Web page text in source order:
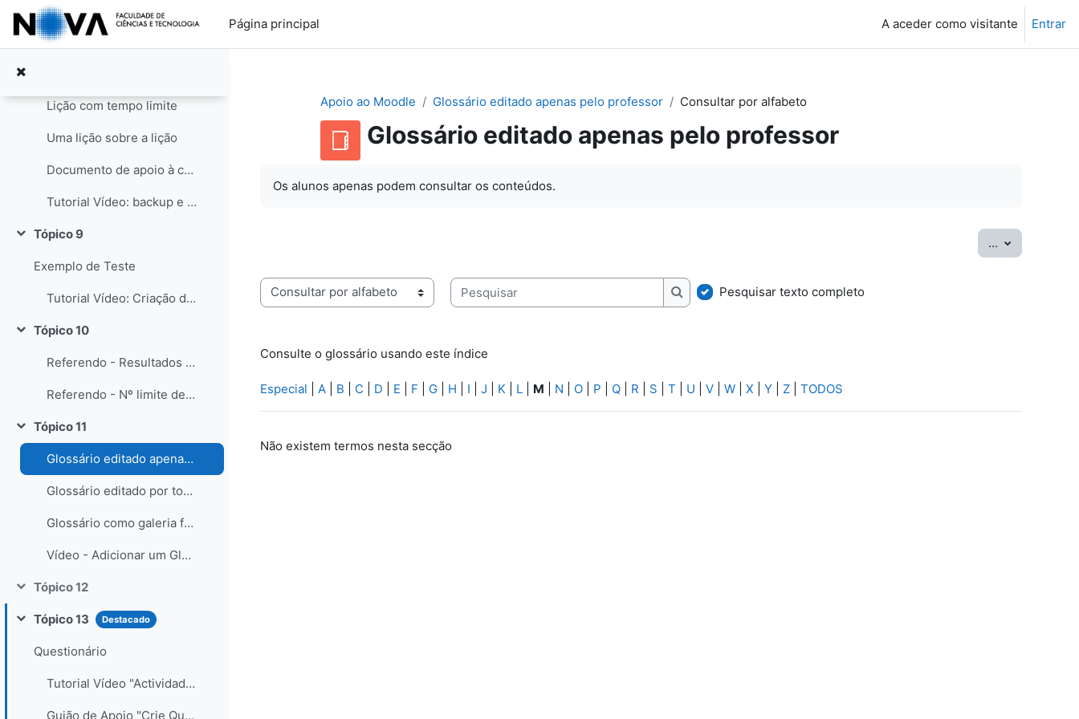
Ir para o conteúdo principal
Página principal
A aceder como visitante Entrar
Chat aberto
Contrair
Tópico 8
Lição com tempo limite
Uma lição sobre a lição
Documento de apoio à criação de Lições Moodle
Tutorial Vídeo: backup e restauro de uma lição
Contrair
Tópico 9
Exemplo de Teste
Tutorial Vídeo: Criação de Testes Moodle
Contrair
Tópico 10
Referendo - Resultados publicados de forma anónima
Referendo - Nº limite de escolhas por opção e resultados publicados aos alunos após a sua escolha
Contrair
Tópico 11
Glossário editado apenas pelo professor
Glossário editado por todos os participantes
Glossário como galeria fotográfica
Vídeo - Adicionar um Glossário
Contrair
Tópico 12
Contrair
Tópico 13 Destacado
Questionário
Tutorial Vídeo "Actividade Questionário - Moodle 1.9"
Guião de Apoio "Crie Questionários online"
Apoio ao Moodle Glossário editado apenas pelo professor Consultar por alfabeto
Glossário editado apenas pelo professor
Os alunos apenas podem consultar os conteúdos.
... Exportar
Consulte o glossário usando este índice
Pesquisar
Pesquisar
Pesquisar texto completo
Consulte o glossário usando este índice
Especial A B C D E F G H I J K L M N O P Q R S T U V W X Y Z TODOS
Não existem termos nesta secção